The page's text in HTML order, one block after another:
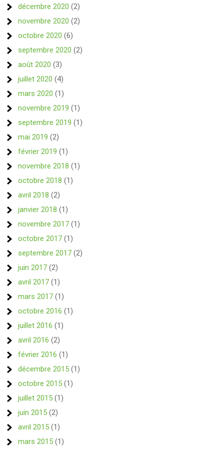
décembre 2020 (2)
novembre 2020 (2)
octobre 2020 (6)
septembre 2020 (2)
août 2020 (3)
juillet 2020 (4)
mars 2020 (1)
novembre 2019 (1)
septembre 2019 (1)
mai 2019 (2)
février 2019 (1)
novembre 2018 (1)
octobre 2018 (1)
avril 2018 (2)
janvier 2018 (1)
novembre 2017 (1)
octobre 2017 (1)
septembre 2017 (2)
juin 2017 (2)
avril 2017 (1)
mars 2017 (1)
octobre 2016 (1)
juillet 2016 (1)
avril 2016 (2)
février 2016 (1)
décembre 2015 (1)
octobre 2015 (1)
juillet 2015 (1)
juin 2015 (2)
avril 2015 (1)
mars 2015 (1)